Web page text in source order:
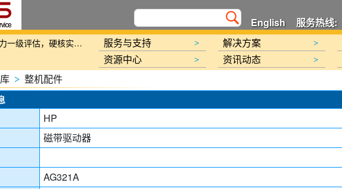
English 服务热线:
技创新规划》的通知
北京金支点荣膺信创数智技术服务能力一级评估，硬核实力护航产业数字化转型
报
报
资讯日报
日报
服务与支持 > 解决方案 >
资源中心 > 资讯动态 >
> 整机配件
HP
磁带驱动器
AG321A